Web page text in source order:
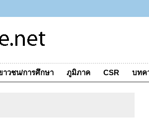
าวชน/การศึกษา ภูมิภาค CSR บทค